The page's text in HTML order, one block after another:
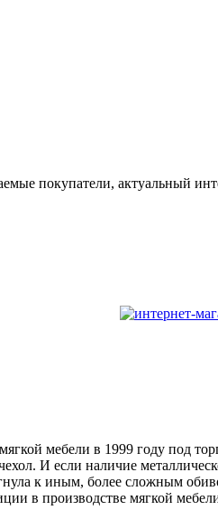
покупатели, актуальный
мебели в 1999 году под
И если наличие
к иным, более сложным
в производстве мягкой